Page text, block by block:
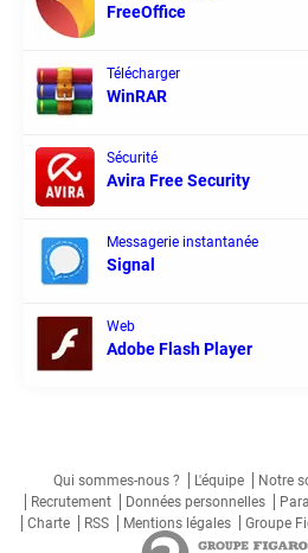
FreeOffice
Télécharger
WinRAR
Sécurité
Avira Free Security
Messagerie instantanée
Signal
Web
Adobe Flash Player
Qui sommes-nous ? L'équipe Notre
Recrutement
Données personnelles
Charte
RSS Mentions légales Groupe